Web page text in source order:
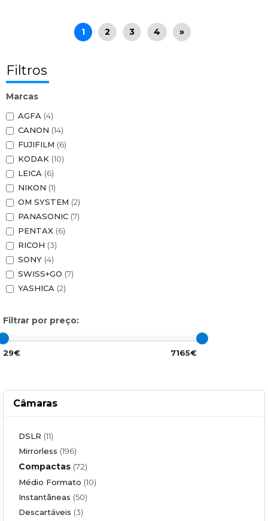
Filtros
Marcas
AGFA (4)
CANON (14)
FUJIFILM (6)
KODAK (10)
LEICA (6)
NIKON (1)
OM SYSTEM (2)
PANASONIC (7)
PENTAX (6)
RICOH (3)
SONY (4)
SWISS+GO (7)
YASHICA (2)
Filtrar por preço:
29€ 7165€
Câmaras
DSLR (11)
Mirrorless (196)
Compactas (72)
Médio Formato (10)
Instantâneas (50)
Descartáveis (3)
1 2 3 4 »